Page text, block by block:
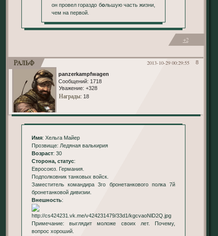
он провел гораздо большую часть жизни,
чем на первой.
+2
8
2013-10-29 00:29:55
Ральф
panzerkampfwagen
Сообщений: 1718
Уважение: +328
Награды: 18
Имя: Хельга Майер
Прозвище: Ледяная валькирия
Возраст: 30
Сторона, статус:
Евросоюз. Германия.
Подполковник танковых войск.
Заместитель командира 3го бронетанкового полка 7й
бронетанковой дивизии.
Внешность:
Примечание: выглядит моложе своих лет. Почему,
вопрос хороший.